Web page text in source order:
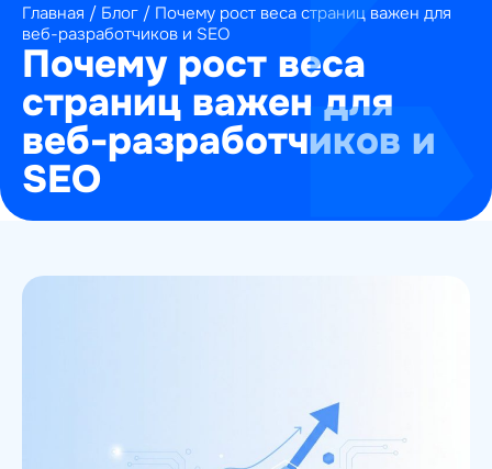
Главная / Блог / Почему рост веса страниц важен для
веб-разработчиков и SEO
Почему рост веса
страниц важен для
веб-разработчиков и
SEO